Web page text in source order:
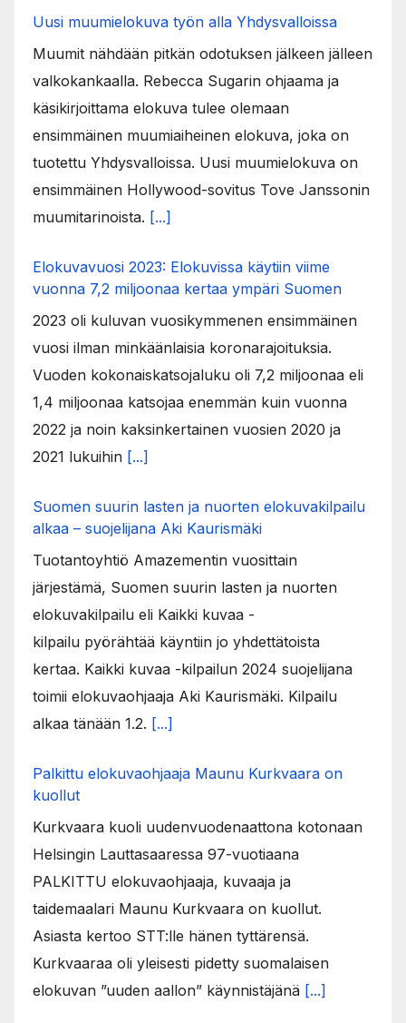
Uusi muumielokuva työn alla Yhdysvalloissa
Muumit nähdään pitkän odotuksen jälkeen jälleen
valkokankaalla. Rebecca Sugarin ohjaama ja
käsikirjoittama elokuva tulee olemaan
ensimmäinen muumiaiheinen elokuva, joka on
tuotettu Yhdysvalloissa. Uusi muumielokuva on
ensimmäinen Hollywood-sovitus Tove Janssonin
muumitarinoista. [...]
Elokuvavuosi 2023: Elokuvissa käytiin viime
vuonna 7,2 miljoonaa kertaa ympäri Suomen
2023 oli kuluvan vuosikymmenen ensimmäinen
vuosi ilman minkäänlaisia koronarajoituksia.
Vuoden kokonaiskatsojaluku oli 7,2 miljoonaa eli
1,4 miljoonaa katsojaa enemmän kuin vuonna
2022 ja noin kaksinkertainen vuosien 2020 ja
2021 lukuihin [...]
Suomen suurin lasten ja nuorten elokuvakilpailu
alkaa – suojelijana Aki Kaurismäki
Tuotantoyhtiö Amazementin vuosittain
järjestämä, Suomen suurin lasten ja nuorten
elokuvakilpailu eli Kaikki kuvaa -
kilpailu pyörähtää käyntiin jo yhdettätoista
kertaa. Kaikki kuvaa -kilpailun 2024 suojelijana
toimii elokuvaohjaaja Aki Kaurismäki. Kilpailu
alkaa tänään 1.2. [...]
Palkittu elokuvaohjaaja Maunu Kurkvaara on
kuollut
Kurkvaara kuoli uudenvuodenaattona kotonaan
Helsingin Lauttasaaressa 97-vuotiaana
PALKITTU elokuvaohjaaja, kuvaaja ja
taidemaalari Maunu Kurkvaara on kuollut.
Asiasta kertoo STT:lle hänen tyttärensä.
Kurkvaaraa oli yleisesti pidetty suomalaisen
elokuvan ”uuden aallon” käynnistäjänä [...]